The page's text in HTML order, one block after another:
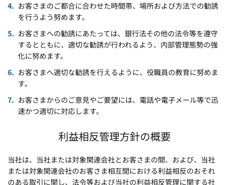
お客さまのご都合に合わせた時間帯、場所および方法での勧誘
を行うよう努めます。
お客さまへの勧誘にあたっては、銀行法その他の法令等を遵守
するとともに、適切な勧誘が行われるよう、内部管理態勢の強
化に努めます。
お客さまへ適切な勧誘を行えるように、役職員の教育に努めま
す。
お客さまからのご意見やご要望には、電話や電子メール等で迅
速かつ適切に対応します。
利益相反管理方針の概要
当社は、当社または対象関連会社とお客さまの間、および、当社
または対象関連会社のお客さま相互間における利益相反のおそれ
のある取引に関し、法令等および当社の利益相反管理に関する社